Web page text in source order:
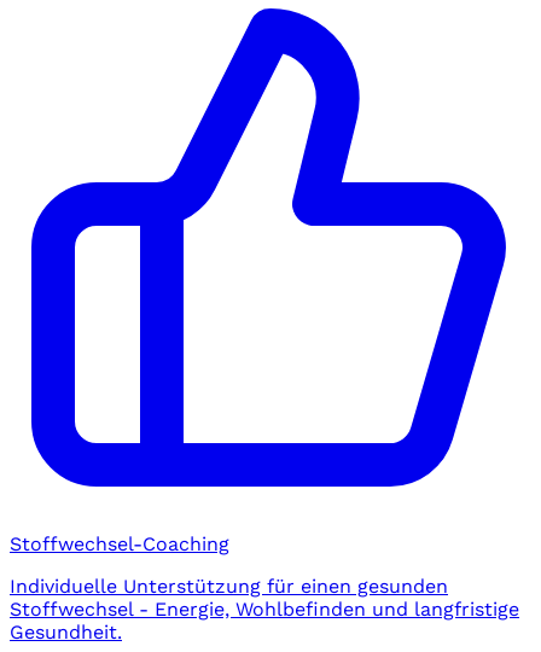
Stoffwechsel-Coaching
Individuelle Unterstützung für einen gesunden
Stoffwechsel - Energie, Wohlbefinden und langfristige
Gesundheit.